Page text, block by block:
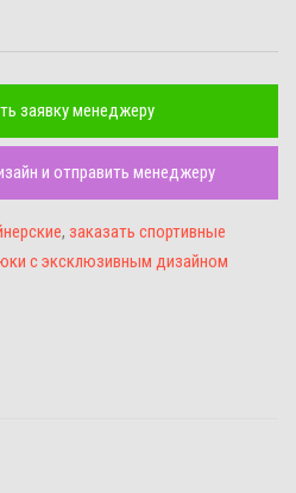
заявку менеджеру
и отправить менеджеру
, заказать спортивные
с эксклюзивным дизайном